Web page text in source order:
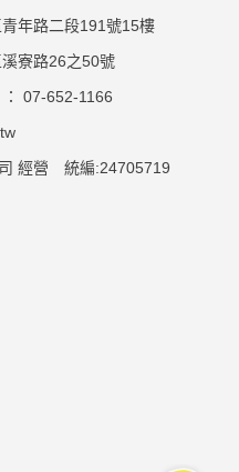
年路二段191號15樓
寮路26之50號
07-652-1166
經營 統編:24705719